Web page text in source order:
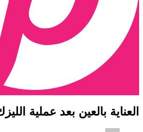
بالعين بعد عملية الليزك